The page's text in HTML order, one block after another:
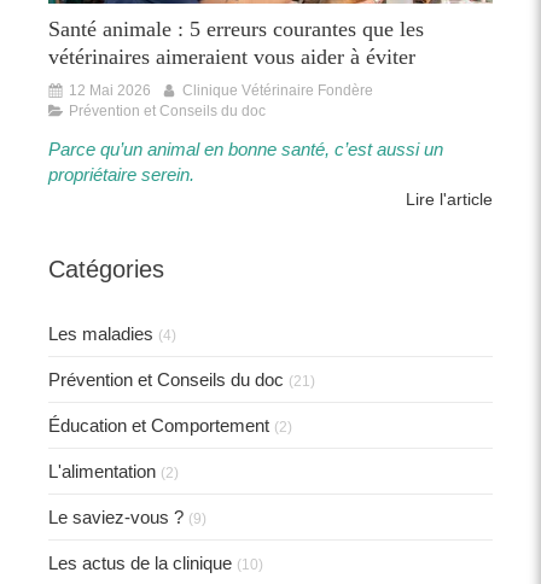
Santé animale : 5 erreurs courantes que les
vétérinaires aimeraient vous aider à éviter
12 Mai 2026
Clinique Vétérinaire Fondère
Prévention et Conseils du doc
Parce qu’un animal en bonne santé, c’est aussi un
propriétaire serein.​​
Lire l'article
Catégories
Les maladies (4)
Prévention et Conseils du doc (21)
Éducation et Comportement (2)
L'alimentation (2)
Le saviez-vous ? (9)
Les actus de la clinique (10)